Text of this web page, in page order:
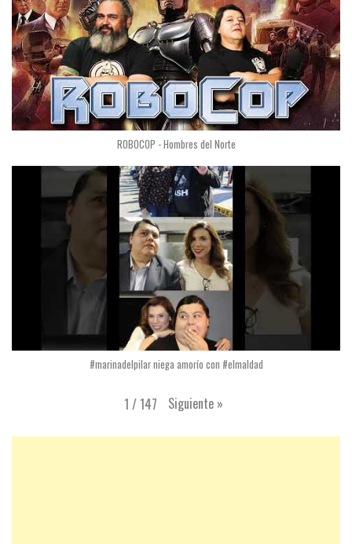
ROBOCOP - Hombres del Norte
#marinadelpilar niega amorío con #elmaldad
1 /147 Siguiente »